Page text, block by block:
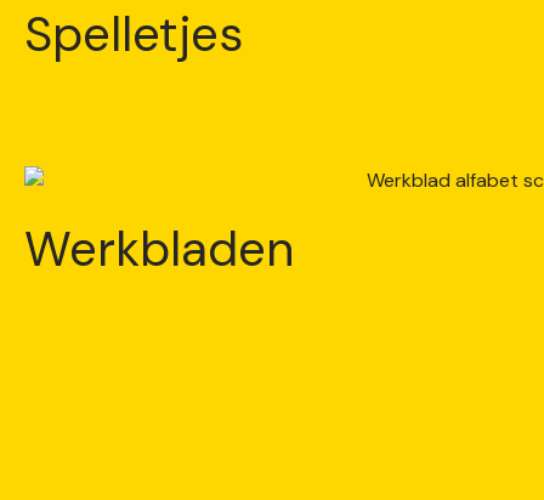
Spelletjes
Werkbladen